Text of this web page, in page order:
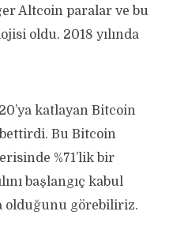
Altcoin paralar ve bu
oldu. 2018 yılında
katlayan Bitcoin
Bu Bitcoin
%71’lik bir
başlangıç kabul
olduğunu görebiliriz.